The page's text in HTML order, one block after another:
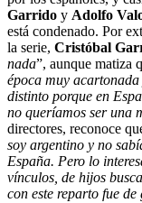
Garrido y Adolfo
está condenado. Por
la serie, Cristóbal
nada”, aunque matiza
época muy
distinto porque en
no queríamos ser una
directores, reconoce
soy argentino y no
España. Pero lo
vínculos, de hijos
con este reparto fue